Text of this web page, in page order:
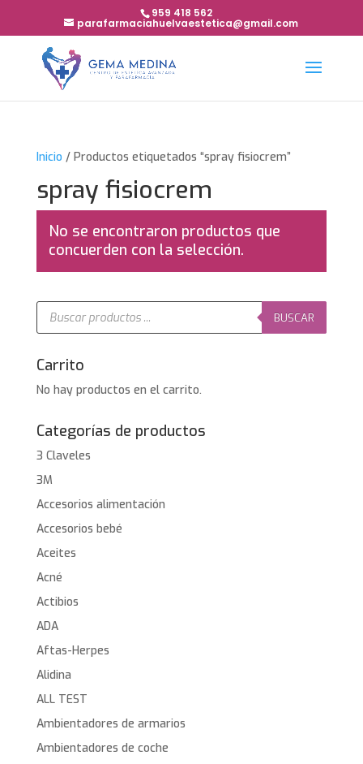
959 418 562
parafarmaciahuelvaestetica@gmail.com
Inicio / Productos etiquetados “spray fisiocrem”
spray fisiocrem
No se encontraron productos que
concuerden con la selección.
Búsqueda
productos
BUSCAR
Carrito
No hay productos en el carrito.
Categorías de productos
3 Claveles
3M
Accesorios alimentación
Accesorios bebé
Aceites
Acné
Actibios
ADA
Aftas-Herpes
Alidina
ALL TEST
Ambientadores de armarios
Ambientadores de coche